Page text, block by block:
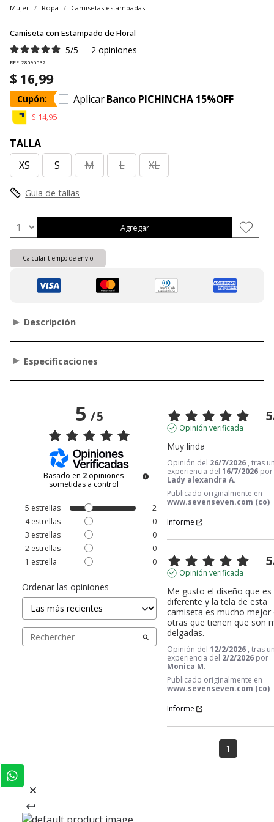
Mujer Ropa Camisetas estampadas
Camiseta con Estampado de Floral
5/5 - 2 opiniones
REF. 28096532
$ 16,99
Cupón: AplicarBanco PICHINCHA 15%OFF
$ 14,95
TALLA
XS
S M L XL
Guia de tallas
Agregar
Calcular tiempo de envío
Descripción
Especificaciones
5/5
Basado en 2 opiniones
sometidas a control
5 estrellas
2
4estrellas
0
3 estrellas
0
2 estrellas
0
1 estrella 0
Ordenar las opiniones
5
Opinión verificada
Muy linda
Opinión del 26/7/2026, tras
experiencia del16/7/2026 por
Lady alexandra A.
Publicado originalmente en
www.sevenseven.com (co)
Informe
5
Opinión verificada
Me gusto el diseño que es
diferente y la tela de esta
camiseta es mucho mejor
otras que tienen que son
delgadas.
Opinión del12/2/2026, tras
experiencia del 2/2/2026 por
Monica M.
Publicado originalmente en
www.sevenseven.com (co)
Informe
1